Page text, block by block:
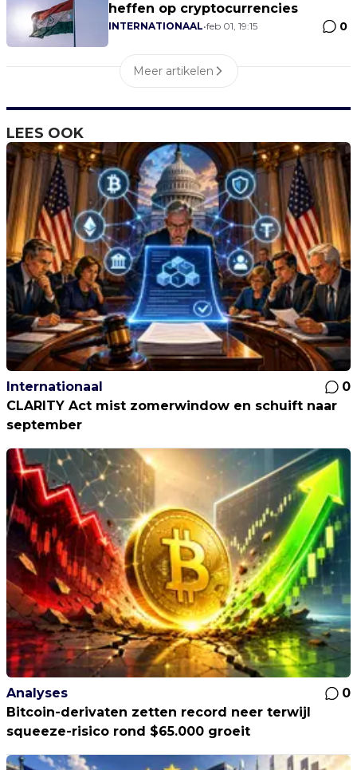
heffen op cryptocurrencies
INTERNATIONAAL•feb 01, 19:15 0
Meer artikelen
LEES OOK
Internationaal
0
CLARITY Act mist zomerwindow en schuift naar
september
Analyses
0
Bitcoin-derivaten zetten record neer terwijl
squeeze-risico rond $65.000 groeit